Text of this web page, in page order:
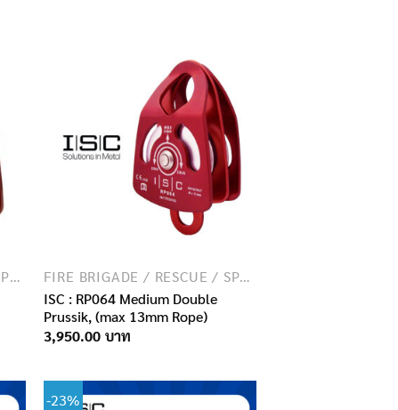
FIRE BRIGADE / RESCUE / SPECIAL FORCES
FIRE BRIGADE / RESCUE / SPECIAL FORCES
ISC : RP064 Medium Double
Prussik, (max 13mm Rope)
3,950.00
-23%